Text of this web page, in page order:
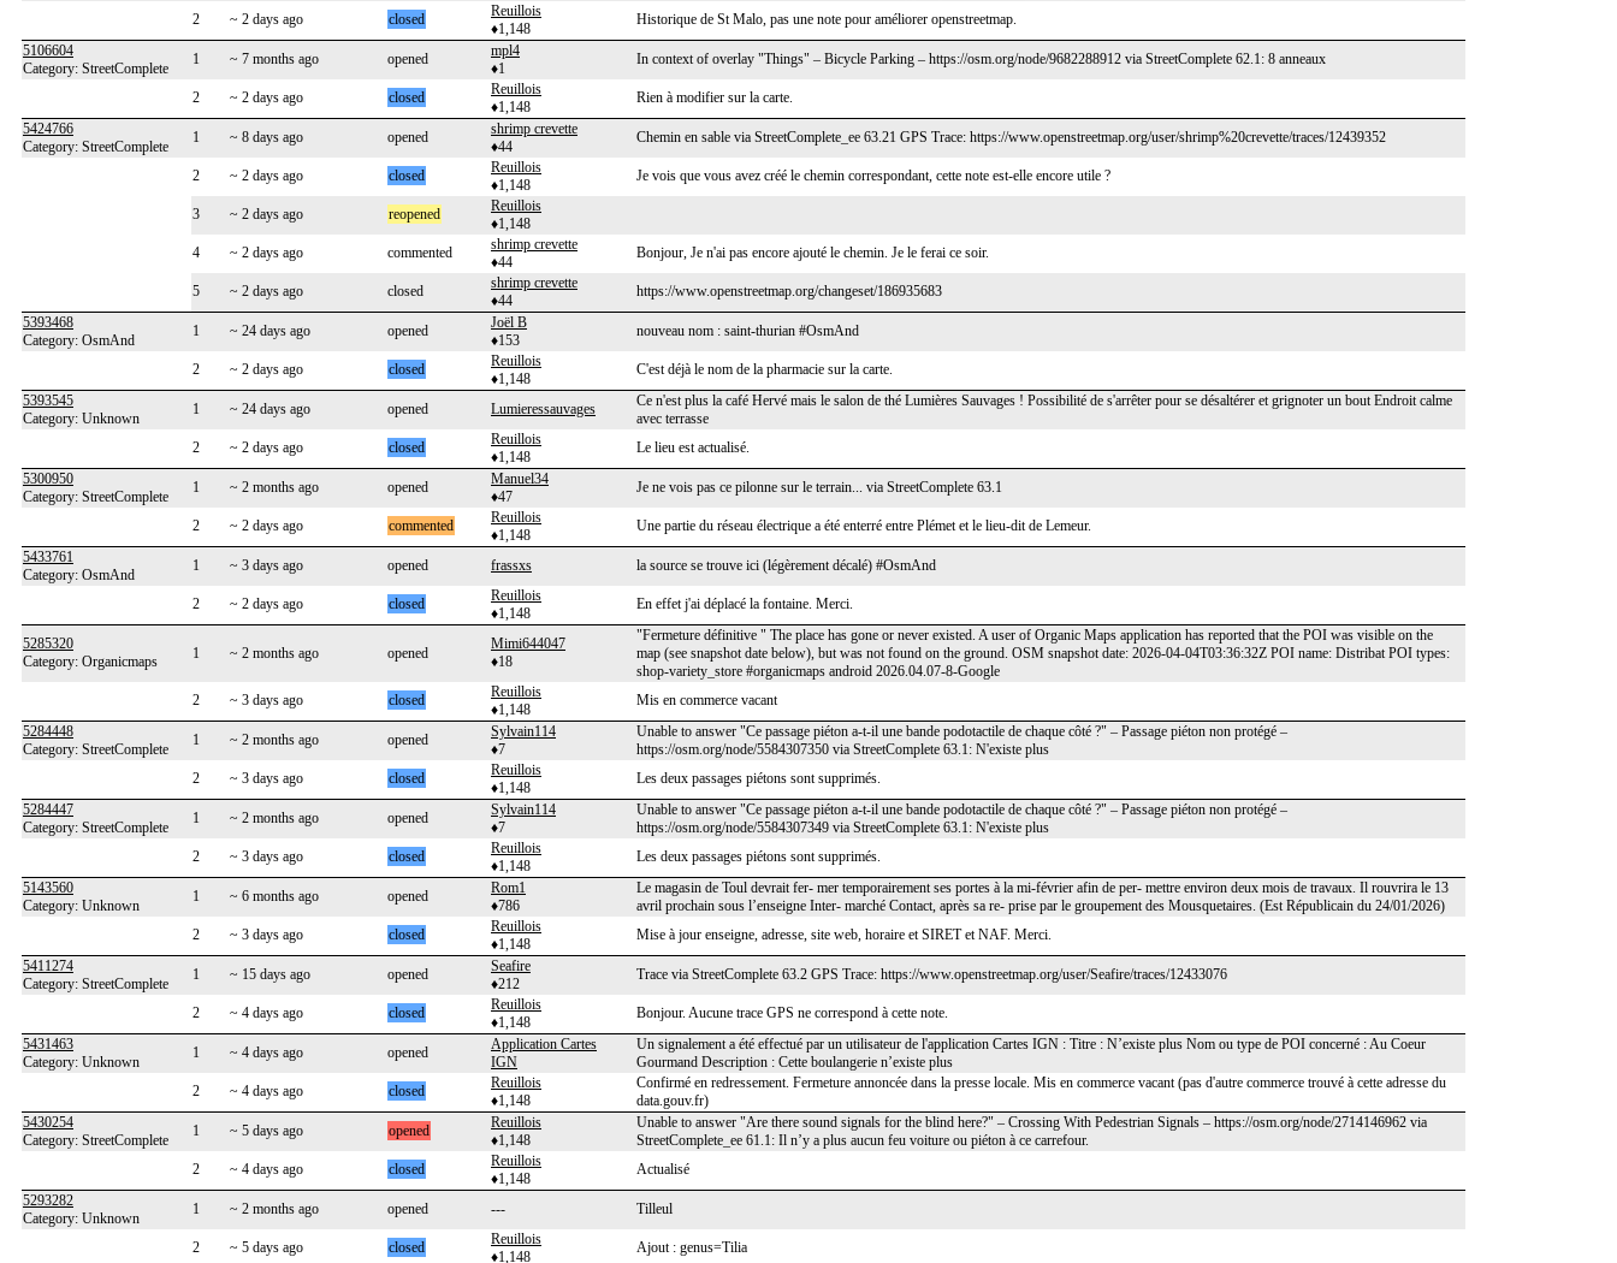
2
~ 2 days ago closed
Reuillois
♦1,148
Historique de St Malo, pas une note pour améliorer openstreetmap.
5106604
Category: StreetComplete
1 ~ 7 months ago opened
mpl4
♦1
In context of overlay "Things" – Bicycle Parking – https://osm.org/node/9682288912 via StreetComplete 62.1: 8 anneaux
2 ~ 2 days ago closed
Reuillois
♦1,148
Rien à modifier sur la carte.
5424766
Category: StreetComplete
1 ~ 8 days ago opened
shrimp crevette
♦44
Chemin en sable via StreetComplete_ee 63.21 GPS Trace: https://www.openstreetmap.org/user/shrimp%20crevette/traces/12439352
2 ~ 2 days ago closed
Reuillois
♦1,148
Je vois que vous avez créé le chemin correspondant, cette note est-elle encore utile ?
3 ~ 2 days ago reopened
Reuillois
♦1,148
4
~ 2 days ago commented
shrimp crevette
♦44
Bonjour, Je n'ai pas encore ajouté le chemin. Je le ferai ce soir.
5 ~ 2 days ago closed
shrimp crevette
♦44
https://www.openstreetmap.org/changeset/186935683
5393468
Category: OsmAnd
1 ~ 24 days ago opened
Joël B
♦153
nouveau nom : saint-thurian #OsmAnd
2 ~ 2 days ago closed
Reuillois
♦1,148
C'est déjà le nom de la pharmacie sur la carte.
5393545
Category: Unknown
1 ~ 24 days ago opened Lumieressauvages
Ce n'est plus la café Hervé mais le salon de thé Lumières Sauvages ! Possibilité de s'arrêter pour se désaltérer et grignoter un bout Endroit calme
avec terrasse
2
~ 2 days ago closed
Reuillois
♦1,148
Le lieu est actualisé.
5300950
Category: StreetComplete
1 ~ 2 months ago opened
Manuel34
♦47
Je ne vois pas ce pilonne sur le terrain... via StreetComplete 63.1
2 ~ 2 days ago commented
Reuillois
♦1,148
Une partie du réseau électrique a été enterré entre Plémet et le lieu-dit de Lemeur.
5433761
Category: OsmAnd
1 ~ 3 days ago opened frassxs la source se trouve ici (légèrement décalé) #OsmAnd
2 ~ 2 days ago closed
Reuillois
♦1,148
En effet j'ai déplacé la fontaine. Merci.
5285320
Category: Organicmaps
1 ~ 2 months ago opened
Mimi644047
♦18
"Fermeture définitive " The place has gone or never existed. A user of Organic Maps application has reported that the POI was visible on the
map (see snapshot date below), but was not found on the ground. OSM snapshot date: 2026-04-04T03:36:32Z POI name: Distribat POI types:
shop-variety_store #organicmaps android 2026.04.07-8-Google
2
~ 3 days ago closed
Reuillois
♦1,148
Mis en commerce vacant
5284448
Category: StreetComplete
1 ~ 2 months ago opened
Sylvain114
♦7
Unable to answer "Ce passage piéton a-t-il une bande podotactile de chaque côté ?" – Passage piéton non protégé –
https://osm.org/node/5584307350 via StreetComplete 63.1: N'existe plus
2
~ 3 days ago closed
Reuillois
♦1,148
Les deux passages piétons sont supprimés.
5284447
Category: StreetComplete
1 ~ 2 months ago opened
Sylvain114
♦7
Unable to answer "Ce passage piéton a-t-il une bande podotactile de chaque côté ?" – Passage piéton non protégé –
https://osm.org/node/5584307349 via StreetComplete 63.1: N'existe plus
2
~ 3 days ago closed
Reuillois
♦1,148
Les deux passages piétons sont supprimés.
5143560
Category: Unknown
1 ~ 6 months ago opened
Rom1
♦786
Le magasin de Toul devrait fer‐ mer temporairement ses portes à la mi-février afin de per‐ mettre environ deux mois de travaux. Il rouvrira le 13
avril prochain sous l’enseigne Inter‐ marché Contact, après sa re‐ prise par le groupement des Mousquetaires. (Est Républicain du 24/01/2026)
2
~ 3 days ago closed
Reuillois
♦1,148
Mise à jour enseigne, adresse, site web, horaire et SIRET et NAF. Merci.
5411274
Category: StreetComplete
1 ~ 15 days ago opened
Seafire
♦212
Trace via StreetComplete 63.2 GPS Trace: https://www.openstreetmap.org/user/Seafire/traces/12433076
2 ~ 4 days ago closed
Reuillois
♦1,148
Bonjour. Aucune trace GPS ne correspond à cette note.
5431463
Category: Unknown
1 ~ 4 days ago opened
Application Cartes
IGN
Un signalement a été effectué par un utilisateur de l'application Cartes IGN : Titre : N’existe plus Nom ou type de POI concerné : Au Coeur
Gourmand Description : Cette boulangerie n’existe plus
2
~ 4 days ago closed
Reuillois
♦1,148
Confirmé en redressement. Fermeture annoncée dans la presse locale. Mis en commerce vacant (pas d'autre commerce trouvé à cette adresse du
data.gouv.fr)
5430254
Category: StreetComplete
1 ~ 5 days ago opened
Reuillois
♦1,148
Unable to answer "Are there sound signals for the blind here?" – Crossing With Pedestrian Signals – https://osm.org/node/2714146962 via
StreetComplete_ee 61.1: Il n’y a plus aucun feu voiture ou piéton à ce carrefour.
2
~ 4 days ago closed
Reuillois
♦1,148
Actualisé
5293282
Category: Unknown
1 ~ 2 months ago opened --- Tilleul
2 ~ 5 days ago closed
Reuillois
♦1,148
Ajout : genus=Tilia